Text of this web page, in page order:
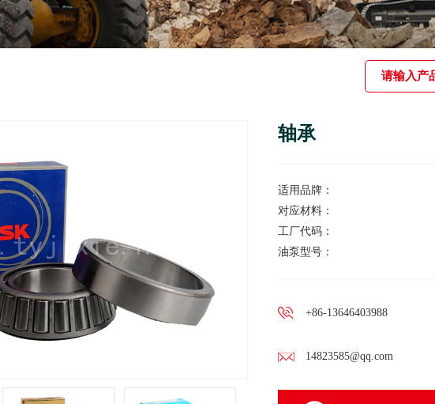
轴承
适用品牌：
对应材料：
工厂代码：
油泵型号：
+86-13646403988
14823585@qq.com